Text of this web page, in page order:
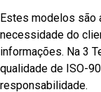
Estes modelos são
necessidade do
informações. Na 3
qualidade de ISO-
responsabilidade.